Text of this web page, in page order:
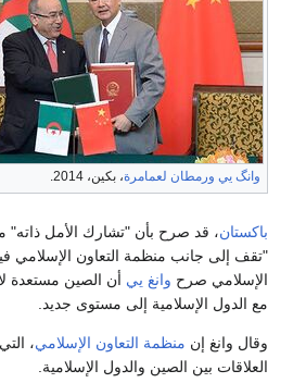
وانگ يي ورمطان لعمامرة، بكين، 2014.
باكستان، قد صرح بأن "تشارك الأمل ذاته"
"تقف إلى جانب منظمة التعاون الإسلامي
الإسلامي صرح وانغ يي أن الصين مستعدة
مع الدول الإسلامية إلى مستوى جديد.
وقال وانغ إن منظمة التعاون الإسلامي،
العلاقات بين الصين والدول الإسلامية.